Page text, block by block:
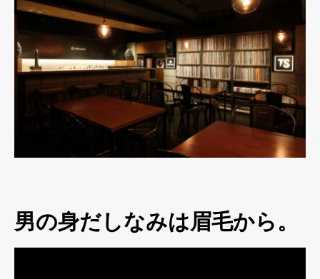
男の身だしなみは眉毛から。